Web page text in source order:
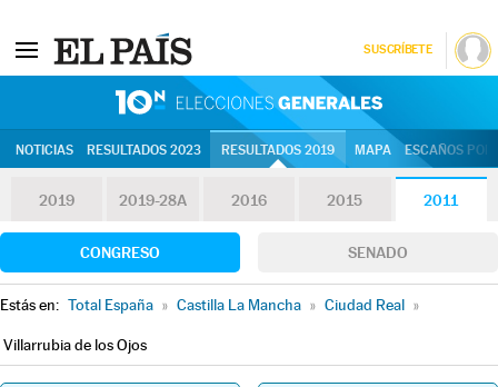
SUSCRÍBETE
NOTICIAS RESULTADOS 2023 RESULTADOS 2019 MAPA ESCAÑOS
2019 2019-28A 2016 2015 2011
CONGRESO SENADO
Estás en: Total España » Castilla La Mancha » Ciudad Real »
Villarrubia de los Ojos